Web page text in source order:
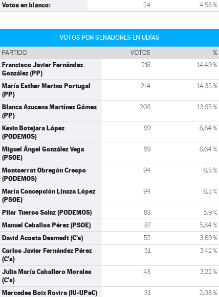
Votos en blanco: 24 4,58 %
VOTOS POR SENADORES EN UDÍAS
PARTIDO VOTOS %
Francisco Javier Fernández
González (PP)
216 14,49 %
María Esther Merino Portugal
(PP)
214 14,35 %
Blanca Azucena Martínez Gómez
(PP)
208 13,95 %
Kevin Botejara López
(PODEMOS)
99 6,64 %
Miguel Ángel González Vega
(PSOE)
99 6,64 %
Montserrat Obregón Crespo
(PODEMOS)
94 6,3 %
María Concepción Linaza López
(PSOE)
94 6,3 %
Pilar Tueros Sainz (PODEMOS) 88 5,9 %
Manuel Ceballos Pérez (PSOE) 87 5,84 %
David Acosta Desmedt (C's) 55 3,69 %
Carlos Javier Fernández Pérez
(C's)
51 3,42 %
Julia María Caballero Morales
(C's)
48 3,22 %
Mercedes Boix Rovira (IU-UPeC) 31 2,08 %